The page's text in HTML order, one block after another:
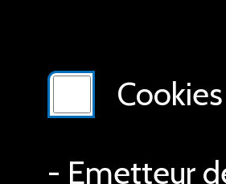
- Emetteur